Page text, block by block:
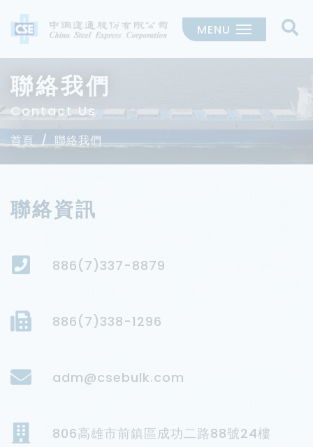
MENU
聯絡我們
Contact Us
首頁 聯絡我們
聯絡資訊
886(7)337-8879
886(7)338-1296
adm@csebulk.com
806高雄市前鎮區成功二路88號24樓